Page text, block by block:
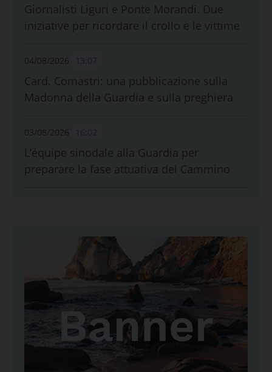
Giornalisti Liguri e Ponte Morandi. Due
iniziative per ricordare il crollo e le vittime
04/08/2026
Card. Comastri: una pubblicazione sulla
Madonna della Guardia e sulla preghiera
03/08/2026
L’équipe sinodale alla Guardia per
preparare la fase attuativa del Cammino